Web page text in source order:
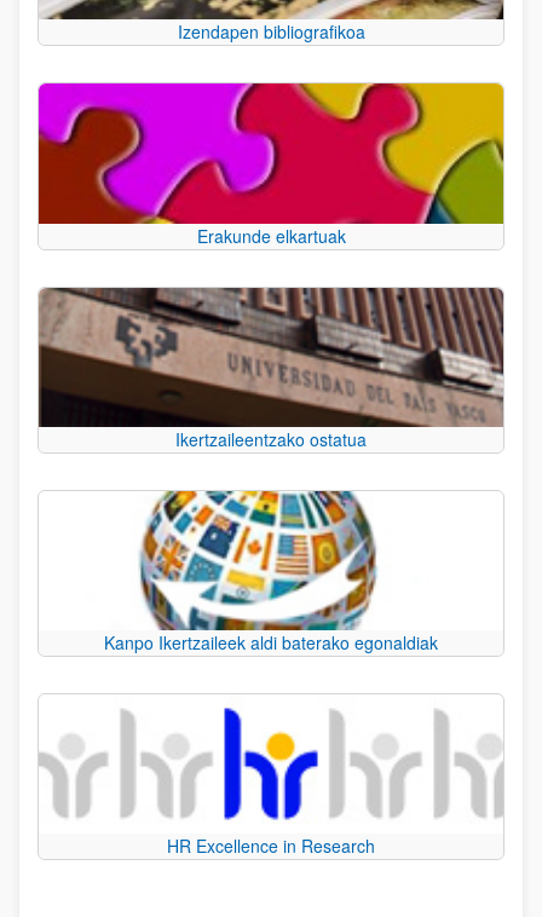
Izendapen bibliografikoa
Erakunde elkartuak
Ikertzaileentzako ostatua
Kanpo Ikertzaileek aldi baterako egonaldiak
HR Excellence in Research